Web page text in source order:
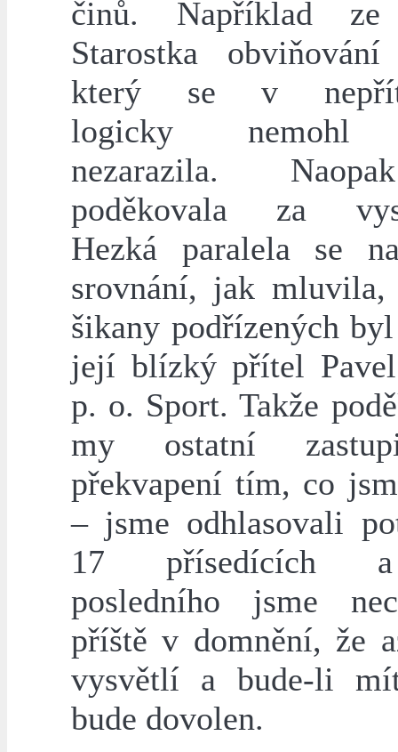
činů. Například ze
Starostka obviňování
který se v
logicky nemohl
nezarazila.
poděkovala za
Hezká paralela se
srovnání, jak
šikany podřízených
její blízký přítel
p. o. Sport. Takže
my ostatní
překvapení tím, co
– jsme odhlasovali
17 přísedících
posledního jsme
příště v domnění, že
vysvětlí a bude-li
bude dovolen.